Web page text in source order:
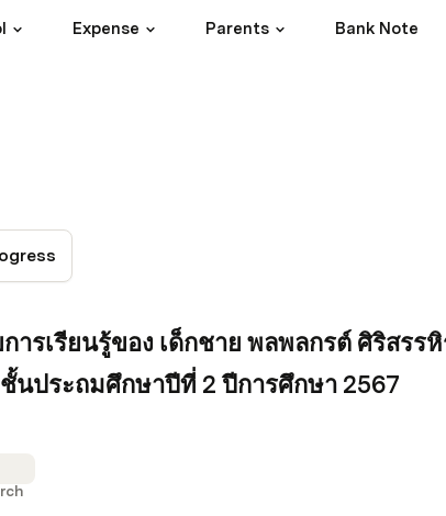
Expense Parents Bank Note
การเรียนรู้ของ เด็กชาย พลพลกรต์ ศิริสรร
ชั้นประถมศึกษาปีที่ 2 ปีการศึกษา 2567